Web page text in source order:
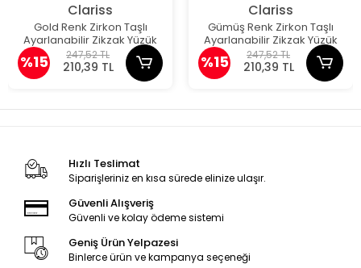
Clariss
Gold Renk Zirkon Taşlı
Ayarlanabilir Zikzak Yüzük
%15 247,52 TL
210,39 TL
Clariss
Gümüş Renk Zirkon Taşlı
Ayarlanabilir Zikzak Yüzük
%15 247,52 TL
210,39 TL
Hızlı Teslimat
Siparişleriniz en kısa sürede elinize ulaşır.
Güvenli Alışveriş
Güvenli ve kolay ödeme sistemi
Geniş Ürün Yelpazesi
Binlerce ürün ve kampanya seçeneği